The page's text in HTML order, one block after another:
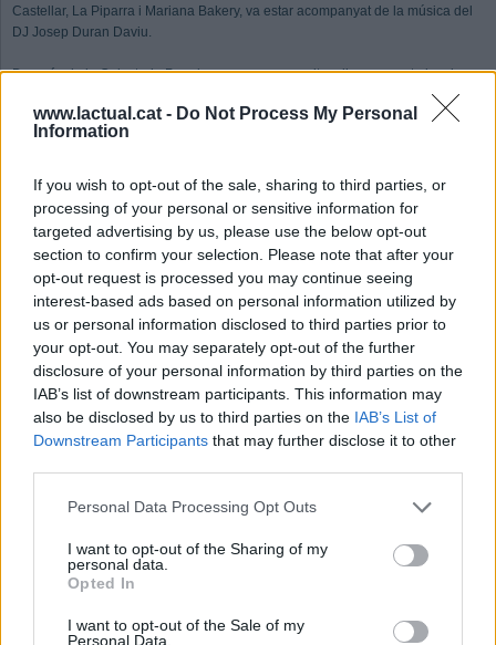
www.lactual.cat - Do Not Process My Personal
Information
If you wish to opt-out of the sale, sharing to third parties, or
processing of your personal or sensitive information for
targeted advertising by us, please use the below opt-out
section to confirm your selection. Please note that after your
opt-out request is processed you may continue seeing
interest-based ads based on personal information utilized by
us or personal information disclosed to third parties prior to
your opt-out. You may separately opt-out of the further
disclosure of your personal information by third parties on the
IAB’s list of downstream participants. This information may
also be disclosed by us to third parties on the IAB’s List of
Downstream Participants that may further disclose it to other
Personal Data Processing Opt Outs
I want to opt-out of the Sharing of my
personal data.
Opted In
I want to opt-out of the Sale of my
Personal Data.
Castellar, La Piparra i Mariana Bakery, va estar acompanyat de la música del
DJ Josep Duran Daviu.
Després de la Calçotada Popular que es va organitzar l’any passat, des de
l’organització tenien clar que un dels aspectes que calia millorar era les cues
que es formaven a l’hora de recollir el menjar i la beguda. Cristina Cánovas,
dinamitzadora de Comerç Castellar, admetia que “l’any passat s’oferien moltes
moltes cues”. La mateixa Cánovas assegurava, però que “aquest any s’ha
apostat només pel format de calçotada popular i tot ha sigut molt més fluid”.
Unes 300 persones van passar per la plaça d'El Mirador | O.Ferran
perquè els castellarencs i castellarenques es puguin reunir i compartir una